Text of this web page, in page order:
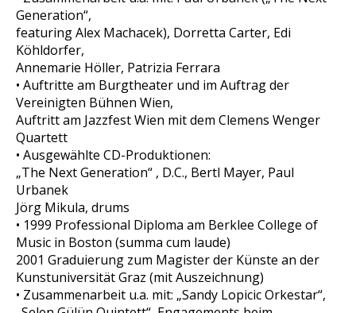
Generation“,
featuring Alex Machacek), Dorretta Carter, Edi
Köhldorfer,
Annemarie Höller, Patrizia Ferrara
• Auftritte am Burgtheater und im Auftrag der
Vereinigten Bühnen Wien,
Auftritt am Jazzfest Wien mit dem Clemens Wenger
Quartett
• Ausgewählte CD-Produktionen:
„The Next Generation“ , D.C., Bertl Mayer, Paul
Urbanek
Jörg Mikula, drums
• 1999 Professional Diploma am Berklee College of
Music in Boston (summa cum laude)
2001 Graduierung zum Magister der Künste an der
Kunstuniversität Graz (mit Auszeichnung)
• Zusammenarbeit u.a. mit: „Sandy Lopicic Orkestar“,